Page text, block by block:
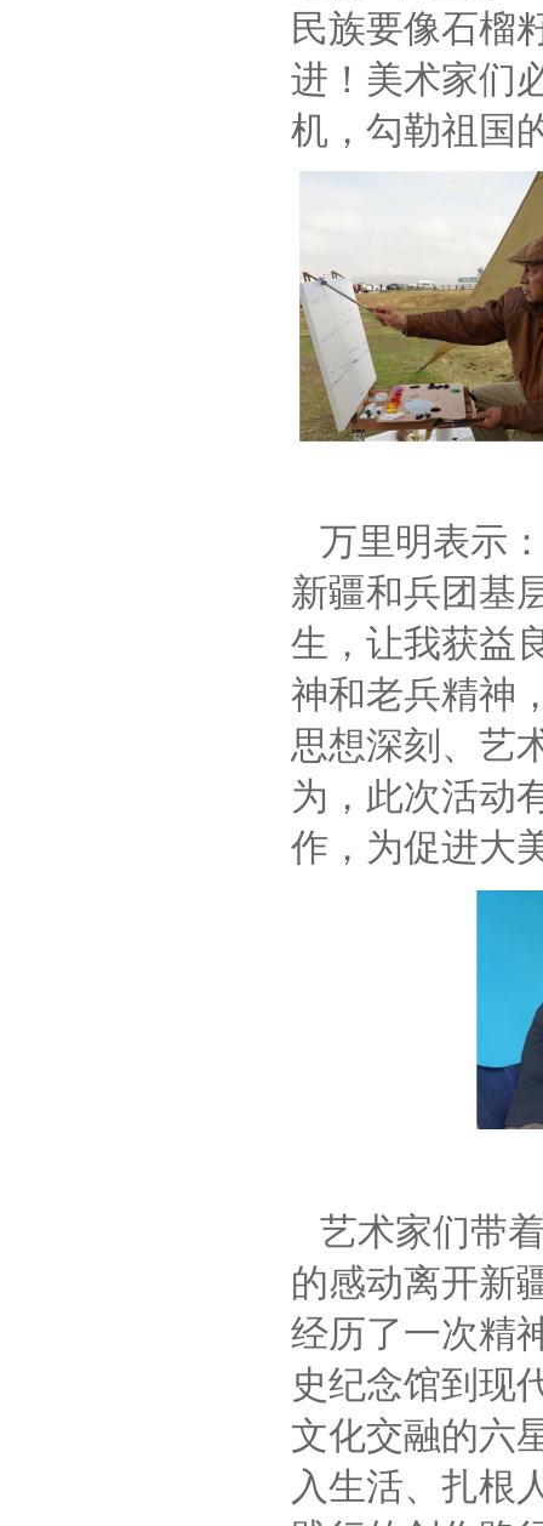
民族要像石榴
进！美术家们
机，勾勒祖国
万里明表示
新疆和兵团基
生，让我获益
神和老兵精神
思想深刻、艺
为，此次活动
作，为促进大
艺术家们带
的感动离开新
经历了一次精
史纪念馆到现
文化交融的六
入生活、扎根